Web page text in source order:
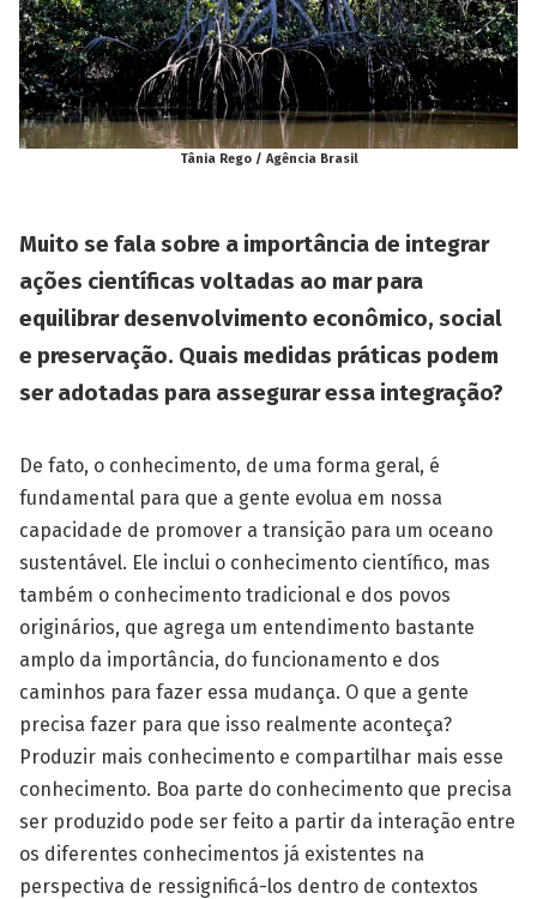
Tânia Rego / Agência Brasil
Muito se fala sobre a importância de integrar
ações científicas voltadas ao mar para
equilibrar desenvolvimento econômico, social
e preservação. Quais medidas práticas podem
ser adotadas para assegurar essa integração?
De fato, o conhecimento, de uma forma geral, é
fundamental para que a gente evolua em nossa
capacidade de promover a transição para um oceano
sustentável. Ele inclui o conhecimento científico, mas
também o conhecimento tradicional e dos povos
originários, que agrega um entendimento bastante
amplo da importância, do funcionamento e dos
caminhos para fazer essa mudança. O que a gente
precisa fazer para que isso realmente aconteça?
Produzir mais conhecimento e compartilhar mais esse
conhecimento. Boa parte do conhecimento que precisa
ser produzido pode ser feito a partir da interação entre
os diferentes conhecimentos já existentes na
perspectiva de ressignificá-los dentro de contextos